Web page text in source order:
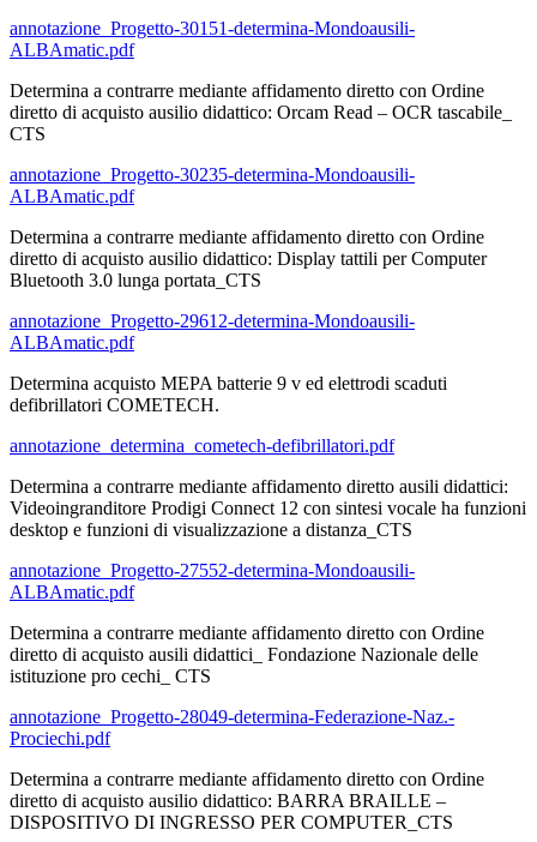
annotazione_Progetto-30151-determina-Mondoausili-
ALBAmatic.pdf
Determina a contrarre mediante affidamento diretto con Ordine
diretto di acquisto ausilio didattico: Orcam Read – OCR tascabile_
CTS
annotazione_Progetto-30235-determina-Mondoausili-
ALBAmatic.pdf
Determina a contrarre mediante affidamento diretto con Ordine
diretto di acquisto ausilio didattico: Display tattili per Computer
Bluetooth 3.0 lunga portata_CTS
annotazione_Progetto-29612-determina-Mondoausili-
ALBAmatic.pdf
Determina acquisto MEPA batterie 9 v ed elettrodi scaduti
defibrillatori COMETECH.
annotazione_determina_cometech-defibrillatori.pdf
Determina a contrarre mediante affidamento diretto ausili didattici:
Videoingranditore Prodigi Connect 12 con sintesi vocale ha funzioni
desktop e funzioni di visualizzazione a distanza_CTS
annotazione_Progetto-27552-determina-Mondoausili-
ALBAmatic.pdf
Determina a contrarre mediante affidamento diretto con Ordine
diretto di acquisto ausili didattici_ Fondazione Nazionale delle
istituzione pro cechi_ CTS
annotazione_Progetto-28049-determina-Federazione-Naz.-
Prociechi.pdf
Determina a contrarre mediante affidamento diretto con Ordine
diretto di acquisto ausilio didattico: BARRA BRAILLE –
DISPOSITIVO DI INGRESSO PER COMPUTER_CTS